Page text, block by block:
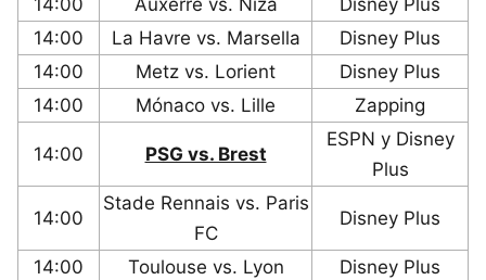
14:00
Auxerre vs. Niza
Disney Plus
14:00
La Havre vs. Marsella
Disney Plus
14:00
Metz vs. Lorient
Disney Plus
14:00
Mónaco vs. Lille Zapping
14:00 PSG vs. Brest
ESPN y Disney
Plus
14:00
Stade Rennais vs. Paris
FC
Disney Plus
14:00 Toulouse vs. Lyon Disney Plus